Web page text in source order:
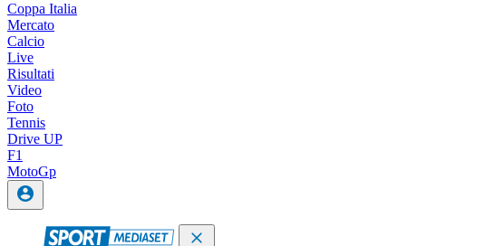
Coppa Italia
Mercato
Calcio
Live
Risultati
Video
Foto
Tennis
Drive UP
F1
MotoGp